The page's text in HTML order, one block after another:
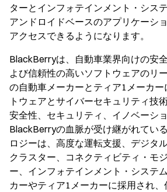
ターとインフォテインメント・シス
アンドロイドベースのアプリケーシ
アクセスできるようになります。
BlackBerryは、自動車業界向けの安
よび信頼性の高いソフトウェアのリ
の自動車メーカーとティア1メーカ
トウェアとサイバーセキュリティ技
安全性、セキュリティ、イノベーシ
BlackBerryの血脈が受け継がれてい
ロジーは、高度な運転支援、デジタ
クラスター、コネクティビティ・モ
ー、インフォテインメント・システ
カーやティア1メーカーに採用され、